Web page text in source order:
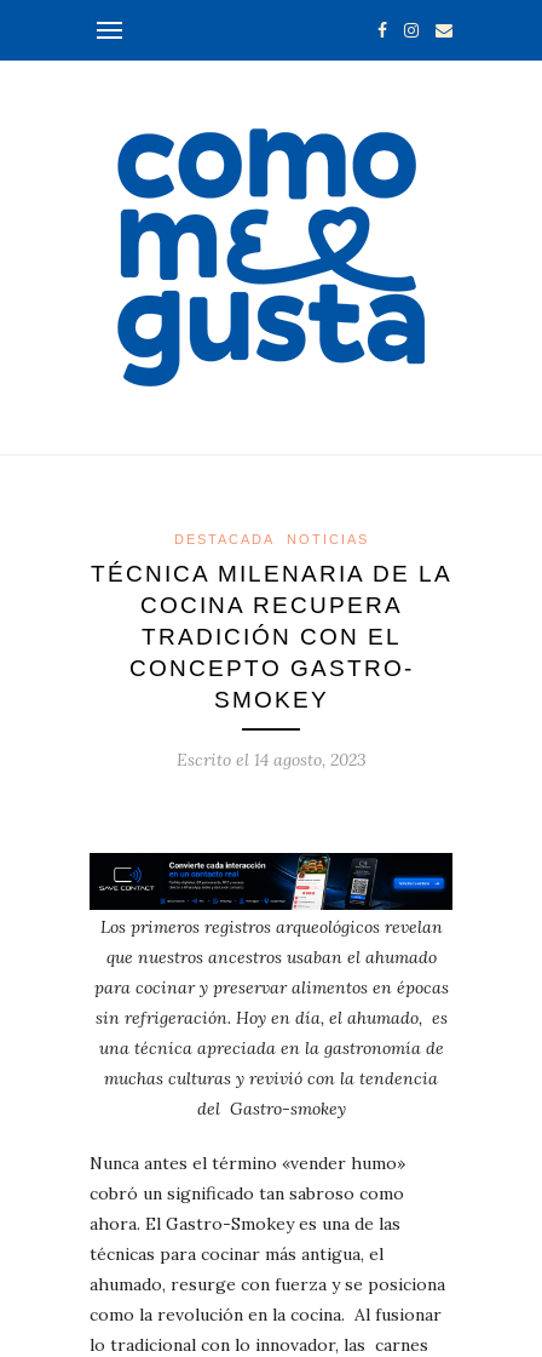
DESTACADA NOTICIAS
TÉCNICA MILENARIA DE LA
COCINA RECUPERA
TRADICIÓN CON EL
CONCEPTO GASTRO-
SMOKEY
Escrito el 14 agosto, 2023
Los primeros registros arqueológicos revelan
que nuestros ancestros usaban el ahumado
para cocinar y preservar alimentos en épocas
sin refrigeración. Hoy en día, el ahumado, es
una técnica apreciada en la gastronomía de
muchas culturas y revivió con la tendencia
del Gastro-smokey
Nunca antes el término «vender humo»
cobró un significado tan sabroso como
ahora. El Gastro-Smokey es una de las
técnicas para cocinar más antigua, el
ahumado, resurge con fuerza y se posiciona
como la revolución en la cocina. Al fusionar
lo tradicional con lo innovador, las carnes